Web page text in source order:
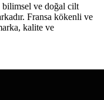
bilimsel ve doğal cilt
Fransa kökenli ve
kalite ve